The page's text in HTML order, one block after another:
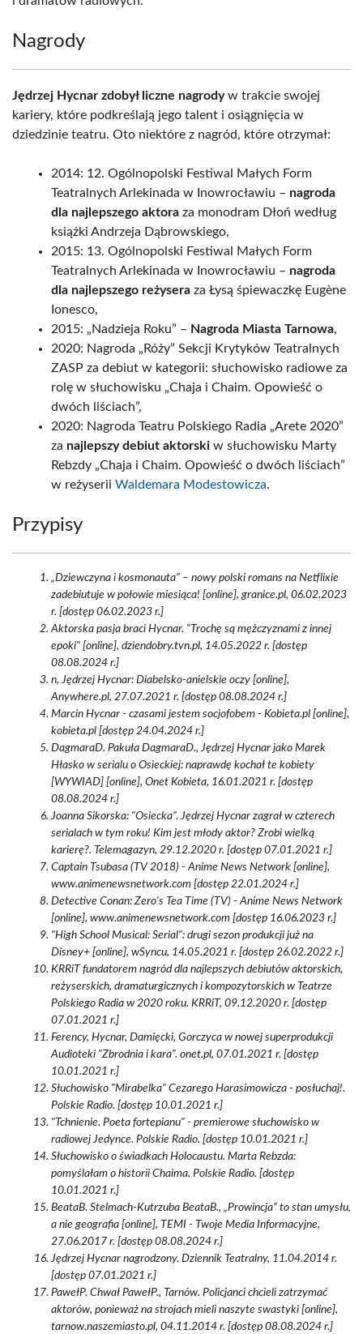
Nagrody
Jędrzej Hycnar zdobył liczne nagrodyw trakcie swojej
kariery, które podkreślają jego talent i osiągnięcia w
dziedzinie teatru. Oto niektóre z nagród, które otrzymał:
2014: 12. Ogólnopolski Festiwal Małych Form
Teatralnych Arlekinada w Inowrocławiu – nagroda
dla najlepszego aktora za monodram Dłoń według
książki Andrzeja Dąbrowskiego,
2015: 13. Ogólnopolski Festiwal Małych Form
Teatralnych Arlekinada w Inowrocławiu – nagroda
dla najlepszego reżysera za Łysą śpiewaczkę Eugène
Ionesco,
2015: „Nadzieja Roku” – Nagroda Miasta Tarnowa,
2020: Nagroda „Róży” Sekcji Krytyków Teatralnych
ZASP za debiut w kategorii: słuchowisko radiowe za
rolę w słuchowisku „Chaja i Chaim. Opowieść o
dwóch liściach”,
2020: Nagroda Teatru Polskiego Radia „Arete 2020”
za najlepszy debiut aktorski w słuchowisku Marty
Rebzdy „Chaja i Chaim. Opowieść o dwóch liściach”
w reżyserii Waldemara Modestowicza.
Przypisy
„Dziewczyna i kosmonauta” – nowy polski romans na Netflixie
zadebiutuje w połowie miesiąca! [online], granice.pl, 06.02.2023
r. [dostęp 06.02.2023 r.]
Aktorska pasja braci Hycnar. "Trochę są mężczyznami z innej
epoki" [online], dziendobry.tvn.pl, 14.05.2022 r. [dostęp
08.08.2024 r.]
n, Jędrzej Hycnar: Diabelsko-anielskie oczy [online],
Anywhere.pl, 27.07.2021 r. [dostęp 08.08.2024 r.]
Marcin Hycnar - czasami jestem socjofobem - Kobieta.pl [online],
kobieta.pl [dostęp 24.04.2024 r.]
DagmaraD. Pakuła DagmaraD., Jędrzej Hycnar jako Marek
Hłasko w serialu o Osieckiej: naprawdę kochał te kobiety
[WYWIAD] [online], Onet Kobieta, 16.01.2021 r. [dostęp
08.08.2024 r.]
Joanna Sikorska: "Osiecka". Jędrzej Hycnar zagrał w czterech
serialach w tym roku! Kim jest młody aktor? Zrobi wielką
karierę?. Telemagazyn, 29.12.2020 r. [dostęp 07.01.2021 r.]
Captain Tsubasa (TV 2018) - Anime News Network [online],
www.animenewsnetwork.com [dostęp 22.01.2024 r.]
Detective Conan: Zero's Tea Time (TV) - Anime News Network
[online], www.animenewsnetwork.com [dostęp 16.06.2023 r.]
"High School Musical: Serial": drugi sezon produkcji już na
Disney+ [online], wSyncu, 14.05.2021 r. [dostęp 26.02.2022 r.]
KRRiT fundatorem nagród dla najlepszych debiutów aktorskich,
reżyserskich, dramaturgicznych i kompozytorskich w Teatrze
Polskiego Radia w 2020 roku. KRRiT, 09.12.2020 r. [dostęp
07.01.2021 r.]
Ferency, Hycnar, Damięcki, Gorczyca w nowej superprodukcji
Audioteki "Zbrodnia i kara". onet.pl, 07.01.2021 r. [dostęp
10.01.2021 r.]
Słuchowisko "Mirabelka" Cezarego Harasimowicza - posłuchaj!.
Polskie Radio. [dostęp 10.01.2021 r.]
"Tchnienie. Poeta fortepianu" - premierowe słuchowisko w
radiowej Jedynce. Polskie Radio. [dostęp 10.01.2021 r.]
Słuchowisko o świadkach Holocaustu. Marta Rebzda:
pomyślałam o historii Chaima. Polskie Radio. [dostęp
10.01.2021 r.]
BeataB. Stelmach-Kutrzuba BeataB., „Prowincja” to stan umysłu,
a nie geografia [online], TEMI - Twoje Media Informacyjne,
27.06.2017 r. [dostęp 08.08.2024 r.]
Jędrzej Hycnar nagrodzony. Dziennik Teatralny, 11.04.2014 r.
[dostęp 07.01.2021 r.]
PawełP. Chwał PawełP., Tarnów. Policjanci chcieli zatrzymać
aktorów, ponieważ na strojach mieli naszyte swastyki [online],
tarnow.naszemiasto.pl, 04.11.2014 r. [dostęp 08.08.2024 r.]